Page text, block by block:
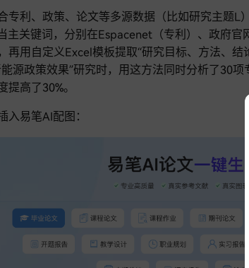
专利、政策、论文等多源数据（比如研究主题L
主关键词，分别在Espacenet（专利）、政府
再用自定义Excel模板提取“研究目标、方法、
能源政策效果”研究时，用这方法同时分析了30
提高了30%。
插入易笔AI配图：